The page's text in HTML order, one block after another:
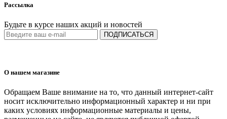
Рассылка
Будьте в курсе наших акций и новостей
ПОДПИСАТЬСЯ
О нашем магазине
Обращаем Ваше внимание на то, что данный интернет-сайт
носит исключительно информационный характер и ни при
каких условиях информационные материалы и цены,